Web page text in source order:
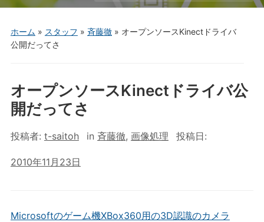
menu
ホーム » スタッフ » 斉藤徹» オープンソースKinectドライバ
公開だってさ
オープンソースKinectドライバ公
開だってさ
投稿者: t-saitoh in 斉藤徹, 画像処理 投稿日:
2010年11月23日
Microsoftのゲーム機XBox360用の3D認識のカメラ